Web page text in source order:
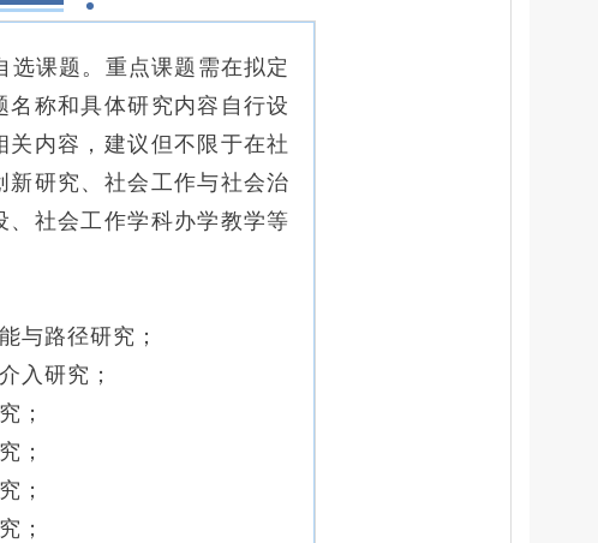
课题。重点课题需在拟定
称和具体研究内容自行设
内容，建议但不限于在社
研究、社会工作与社会治
社会工作学科办学教学等
与路径研究；
入研究；
；
；
；
；